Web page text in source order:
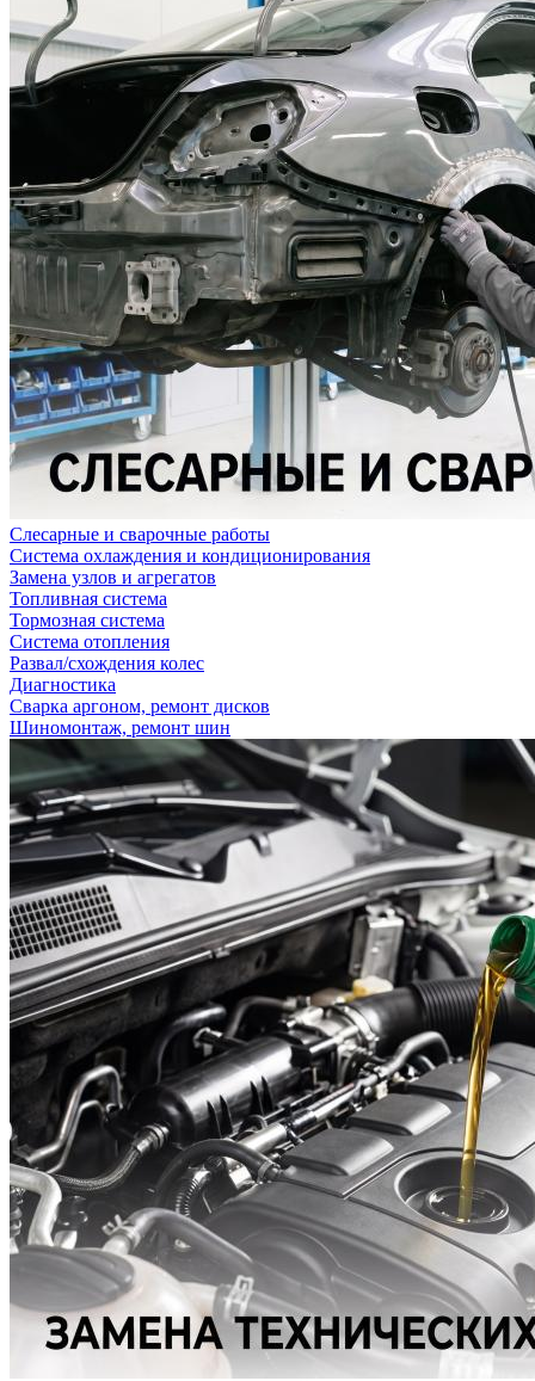
Слесарные и сварочные работы
Система охлаждения и кондиционирования
Замена узлов и агрегатов
Топливная система
Тормозная система
Система отопления
Развал/схождения колес
Диагностика
Сварка аргоном, ремонт дисков
Шиномонтаж, ремонт шин